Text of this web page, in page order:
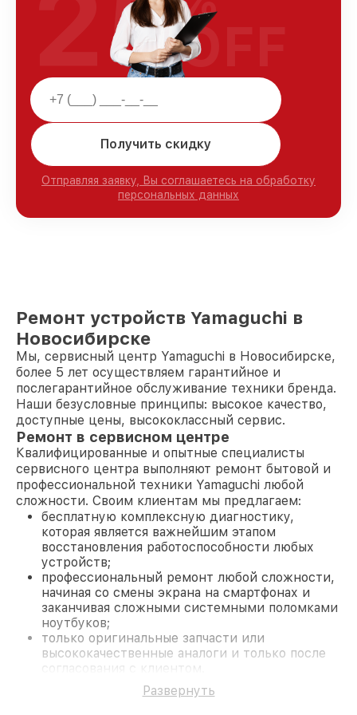
Получить скидку
Отправляя заявку, Вы соглашаетесь на обработку
персональных данных
OFF
Ремонт устройств Yamaguchi в
Новосибирске
Мы, сервисный центр Yamaguchi в Новосибирске,
более 5 лет осуществляем гарантийное и
послегарантийное обслуживание техники бренда.
Наши безусловные принципы: высокое качество,
доступные цены, высококлассный сервис.
Ремонт в сервисном центре
Квалифицированные и опытные специалисты
сервисного центра выполняют ремонт бытовой и
профессиональной техники Yamaguchi любой
сложности. Своим клиентам мы предлагаем:
бесплатную комплексную диагностику,
которая является важнейшим этапом
восстановления работоспособности любых
устройств;
профессиональный ремонт любой сложности,
начиная со смены экрана на смартфонах и
заканчивая сложными системными поломками
ноутбуков;
только оригинальные запчасти или
высококачественные аналоги и только после
согласования с клиентом.
На все работы и замененные комплектующие
предоставляется длительная гарантия. В случае
Развернуть